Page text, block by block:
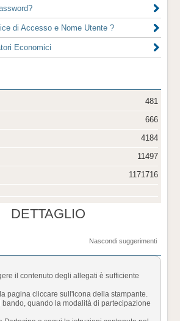
di Accesso e Nome Utente ?
Economici
481
666
4184
11497
1171716
DETTAGLIO
Nascondi suggerimenti
il contenuto degli allegati è sufficiente
pagina cliccare sull'icona della stampante.
bando, quando la modalità di partecipazione